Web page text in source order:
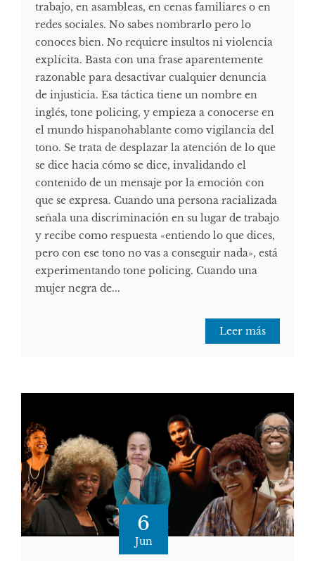
trabajo, en asambleas, en cenas familiares o en
redes sociales. No sabes nombrarlo pero lo
conoces bien. No requiere insultos ni violencia
explícita. Basta con una frase aparentemente
razonable para desactivar cualquier denuncia
de injusticia. Esa táctica tiene un nombre en
inglés, tone policing, y empieza a conocerse en
el mundo hispanohablante como vigilancia del
tono. Se trata de desplazar la atención de lo que
se dice hacia cómo se dice, invalidando el
contenido de un mensaje por la emoción con
que se expresa. Cuando una persona racializada
señala una discriminación en su lugar de trabajo
y recibe como respuesta «entiendo lo que dices,
pero con ese tono no vas a conseguir nada», está
experimentando tone policing. Cuando una
mujer negra de...
Leer más
6
Jun